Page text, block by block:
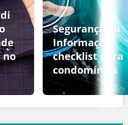
no
Segurança da
Informação:
checklist para
condomínios